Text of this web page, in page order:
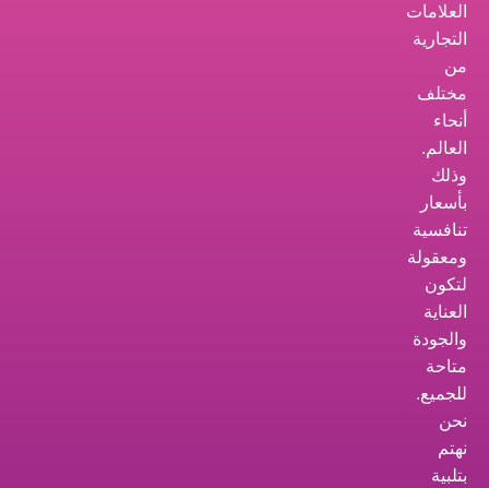
العلامات
التجارية
من
مختلف
أنحاء
العالم.
وذلك
بأسعار
تنافسية
ومعقولة
لتكون
العناية
والجودة
متاحة
للجميع.
نحن
نهتم
بتلبية